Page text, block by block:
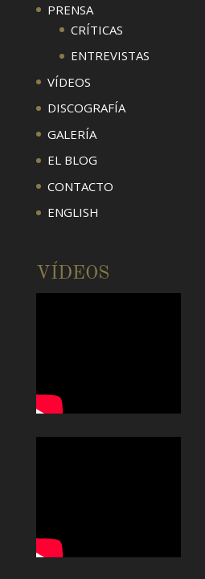
PRENSA
CRÍTICAS
ENTREVISTAS
VÍDEOS
DISCOGRAFÍA
GALERÍA
EL BLOG
CONTACTO
ENGLISH
VÍDEOS